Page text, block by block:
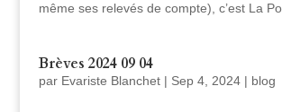
même ses relevés de compte), c’est La
Brèves 2024 09 04
par Evariste Blanchet| Sep 4, 2024| blog